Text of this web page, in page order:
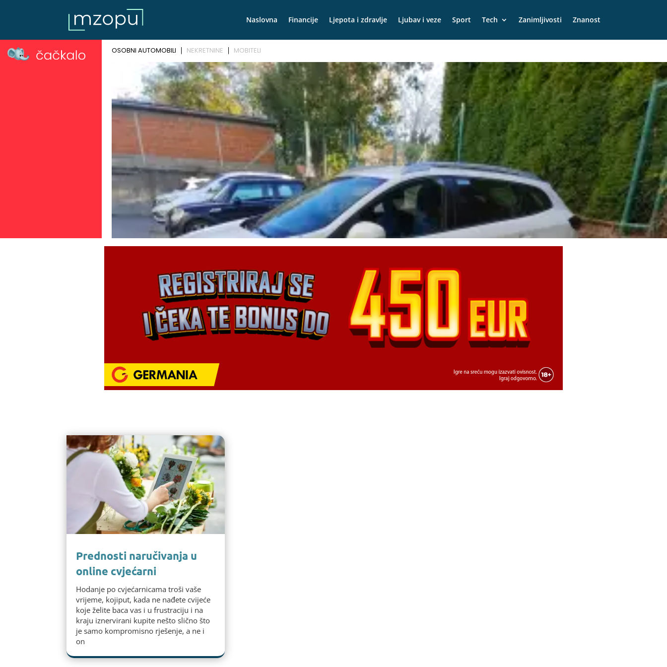
Naslovna Financije Ljepota i zdravlje Ljubav i veze Sport Tech Zanimljivosti Znanost
Prednosti naručivanja u
online cvjećarni
Hodanje po cvjećarnicama troši vaše
vrijeme, kojiput, kada ne nađete cvijeće
koje želite baca vas i u frustraciju i na
kraju iznervirani kupite nešto slično što
je samo kompromisno rješenje, a ne i
on